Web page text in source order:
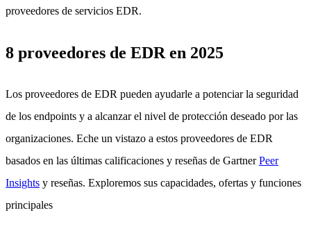
proveedores de servicios EDR.
8 proveedores de EDR en 2025
Los proveedores de EDR pueden ayudarle a potenciar la seguridad
de los endpoints y a alcanzar el nivel de protección deseado por las
organizaciones. Eche un vistazo a estos proveedores de EDR
basados en las últimas calificaciones y reseñas de GartnerPeer
Insights y reseñas. Exploremos sus capacidades, ofertas y funciones
principales